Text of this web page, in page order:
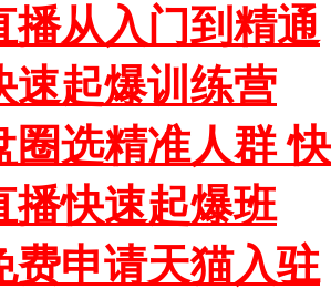
播从入门到精通
速起爆训练营
圈选精准人群
播快速起爆班
费申请天猫入驻